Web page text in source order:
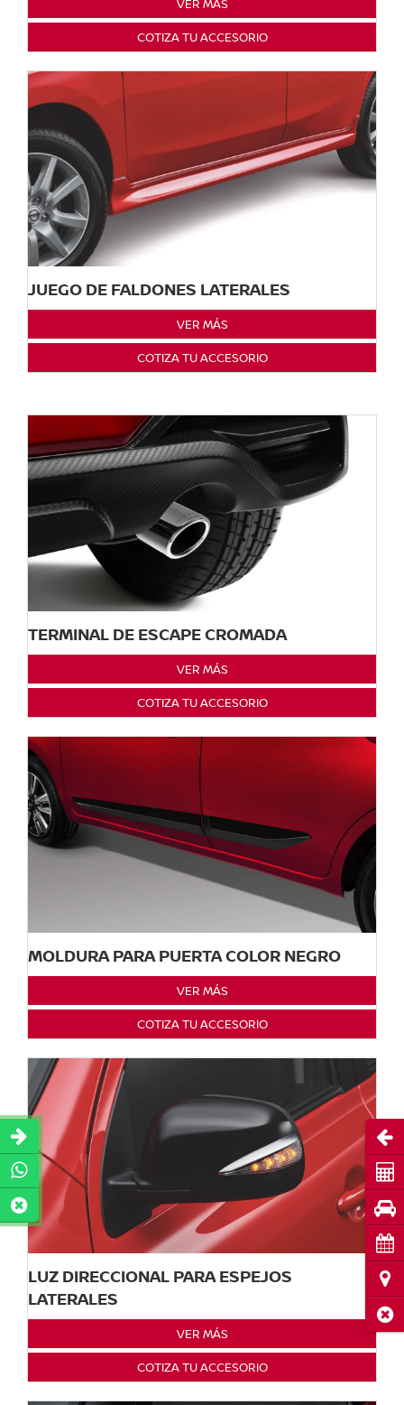
VER MÁS
COTIZA TU ACCESORIO
JUEGO DE FALDONES LATERALES
VER MÁS
COTIZA TU ACCESORIO
TERMINAL DE ESCAPE CROMADA
VER MÁS
COTIZA TU ACCESORIO
MOLDURA PARA PUERTA COLOR NEGRO
VER MÁS
COTIZA TU ACCESORIO
LUZ DIRECCIONAL PARA ESPEJOS
LATERALES
VER MÁS
COTIZA TU ACCESORIO